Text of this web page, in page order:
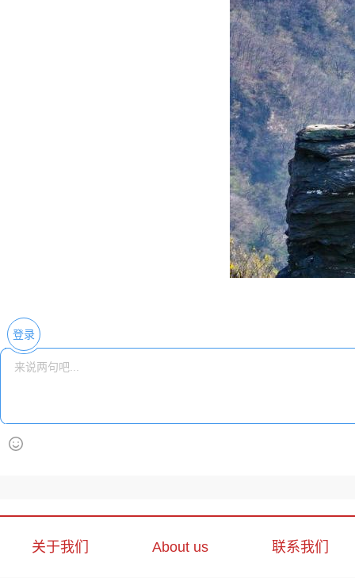
登录
关于我们 About us 联系我们